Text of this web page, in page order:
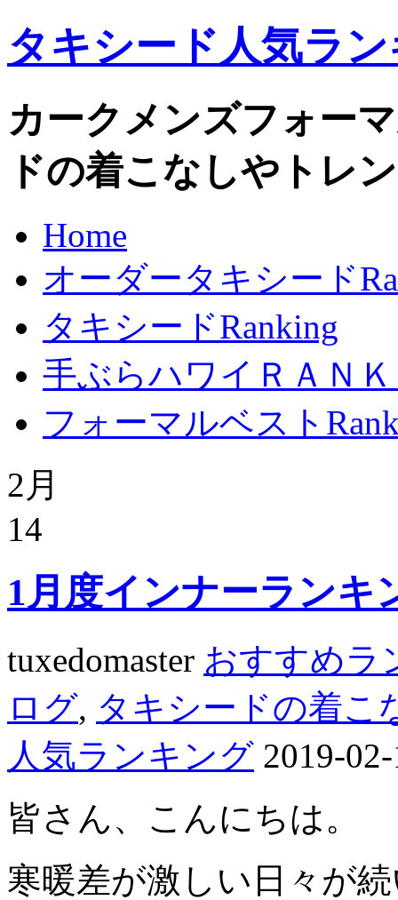
タキシード人気ラ
カークメンズフォー
ドの着こなしやトレ
Home
オーダータキシード
タキシードRanking
手ぶらハワイＲＡＮ
フォーマルベスト
2月
14
1月度インナーランキ
tuxedomaster おすすめラ
ログ, タキシードの着こ
人気ランキング 2019-
皆さん、こんにちは。
寒暖差が激しい日々が